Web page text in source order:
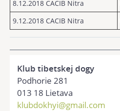
8.12.2018 CACIB Nitra
9.12.2018 CACIB Nitra
Klub tibetskej dogy
Podhorie 281
013 18 Lietava
klubdokhyi@gmail.com